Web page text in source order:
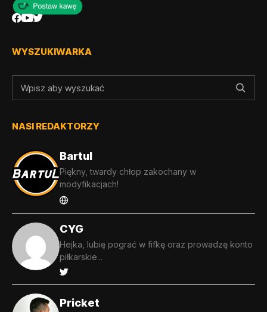
WYSZUKIWARKA
NASI REDAKTORZY
Bartul
Piękny, twardy chłop zakochany w
modyfikacjach!
CYG
Hejka, lubię pograć w fifkę oraz prowadzę konto
piłkarskie...
Pricket